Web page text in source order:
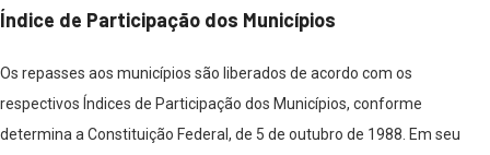
Índice de Participação dos Municípios
Os repasses aos municípios são liberados de acordo com os
respectivos Índices de Participação dos Municípios, conforme
determina a Constituição Federal, de 5 de outubro de 1988. Em seu